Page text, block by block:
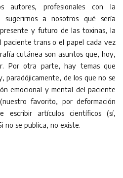
autores, profesionales con la
sugerirnos a nosotros qué sería
y futuro de las toxinas, la
paciente trans o el papel cada vez
cutánea son asuntos que, hoy,
Por otra parte, hay temas que
paradójicamente, de los que no se
emocional y mental del paciente
favorito, por deformación
escribir artículos científicos (sí,
no se publica, no existe.